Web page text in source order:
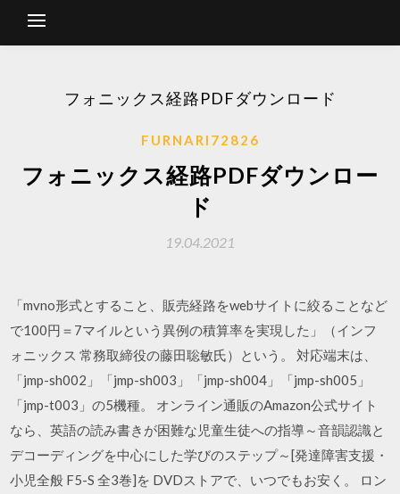
フォニックス経路PDFダウンロード
FURNARI72826
フォニックス経路PDFダウンロー
ド
19.04.2021
「mvno形式とすること、販売経路をwebサイトに絞ることなど
で100円＝7マイルという異例の積算率を実現した」（インフ
ォニックス 常務取締役の藤田聡敏氏）という。 対応端末は、
「jmp-sh002」「jmp-sh003」「jmp-sh004」「jmp-sh005」
「jmp-t003」の5機種。 オンライン通販のAmazon公式サイト
なら、英語の読み書きが困難な児童生徒への指導～音韻認識と
デコーディングを中心にした学びのステップ～[発達障害支援・
小児全般 F5-S 全3巻]を DVDストアで、いつでもお安く。 ロン